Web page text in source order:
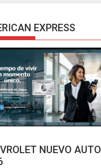
EXPRESS
NUEVO AUTO